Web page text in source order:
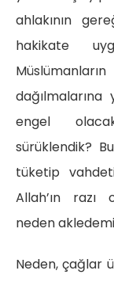
ahlakının
hakikate
engel
sürüklendik?
tüketip
Allah’ın razı
neden
Neden, çağlar